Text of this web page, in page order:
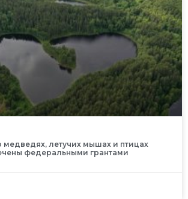
медведях, летучих мышах и птицах
федеральными грантами